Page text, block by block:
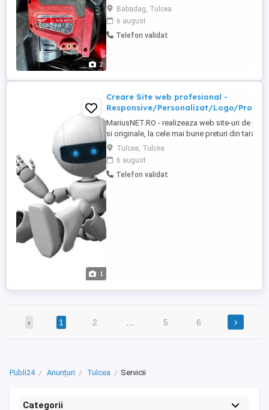
2
Milwaukee M12 BPRT, pistol de nituit
profesional cu acumulator, în stare foarte
bună și perfect funcțional. Detalii: Model:
Milwaukee M12 BPRT Se vinde împreună
Babadag, Tulcea
6 august
Telefon validat
1
Creare Site web profesional -
Responsive/Personalizat/Logo/
MariusNET.RO - realizeaza web site-uri de
si originale, la cele mai bune preturi din tara.
Pret avem inclus: - Design Personalizat -
Sectiuni incluse 5-8 - Pret sectiune
Imagini 0 - 50 - Logo Standard - Formular ...
Tulcea, Tulcea
6 august
Telefon validat
‹ 1 2 5 6 ›
Publi24 Anunțuri Tulcea Servicii
Categorii